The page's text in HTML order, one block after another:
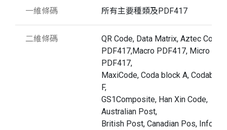
一維條碼 所有主要種類及PDF417
二維條碼
QR Code, Data Matrix, Aztec Code,
PDF417,Macro PDF417, Micro
PDF417,
MaxiCode, Coda block A,
F,
GS1Composite, Han Xin Code,
Australian Post,
British Post, Canadian Pos,